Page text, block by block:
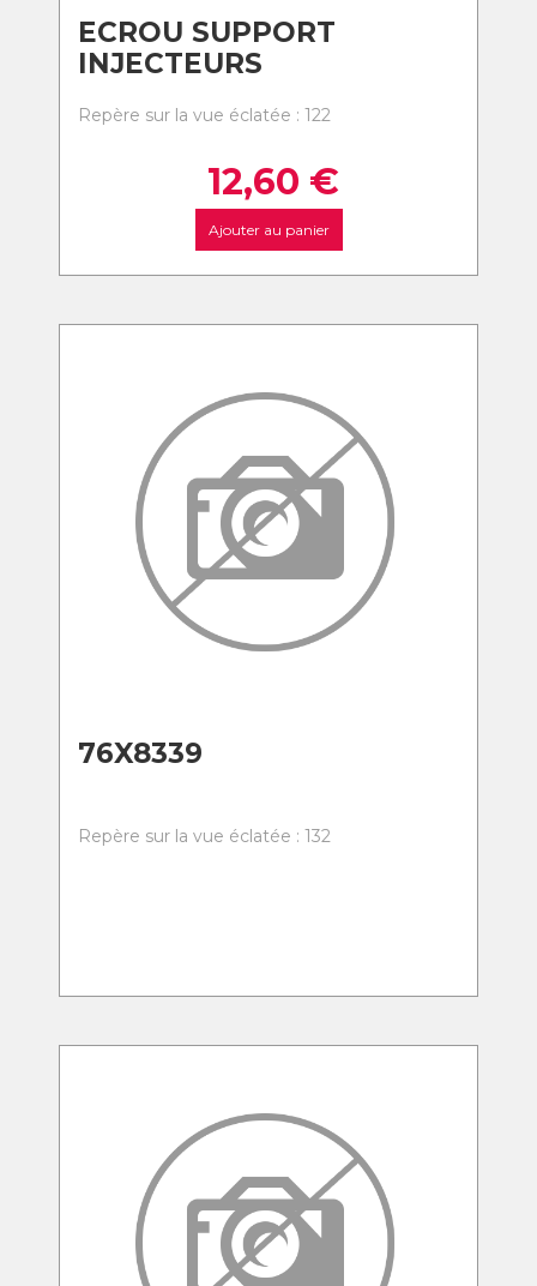
ECROU SUPPORT
INJECTEURS
Repère sur la vue éclatée : 122
12,60 €
Ajouter au panier
76X8339
Repère sur la vue éclatée : 132